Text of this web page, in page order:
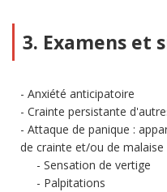
3. Examens et
Anxiété anticipatoire
Crainte persistante
Attaque de panique :
de crainte et/ou de malaise
Sensation de vertige
Palpitations